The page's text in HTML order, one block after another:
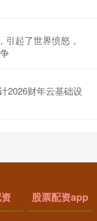
起了世界愤怒，
2026财年云基础设
股票配资app